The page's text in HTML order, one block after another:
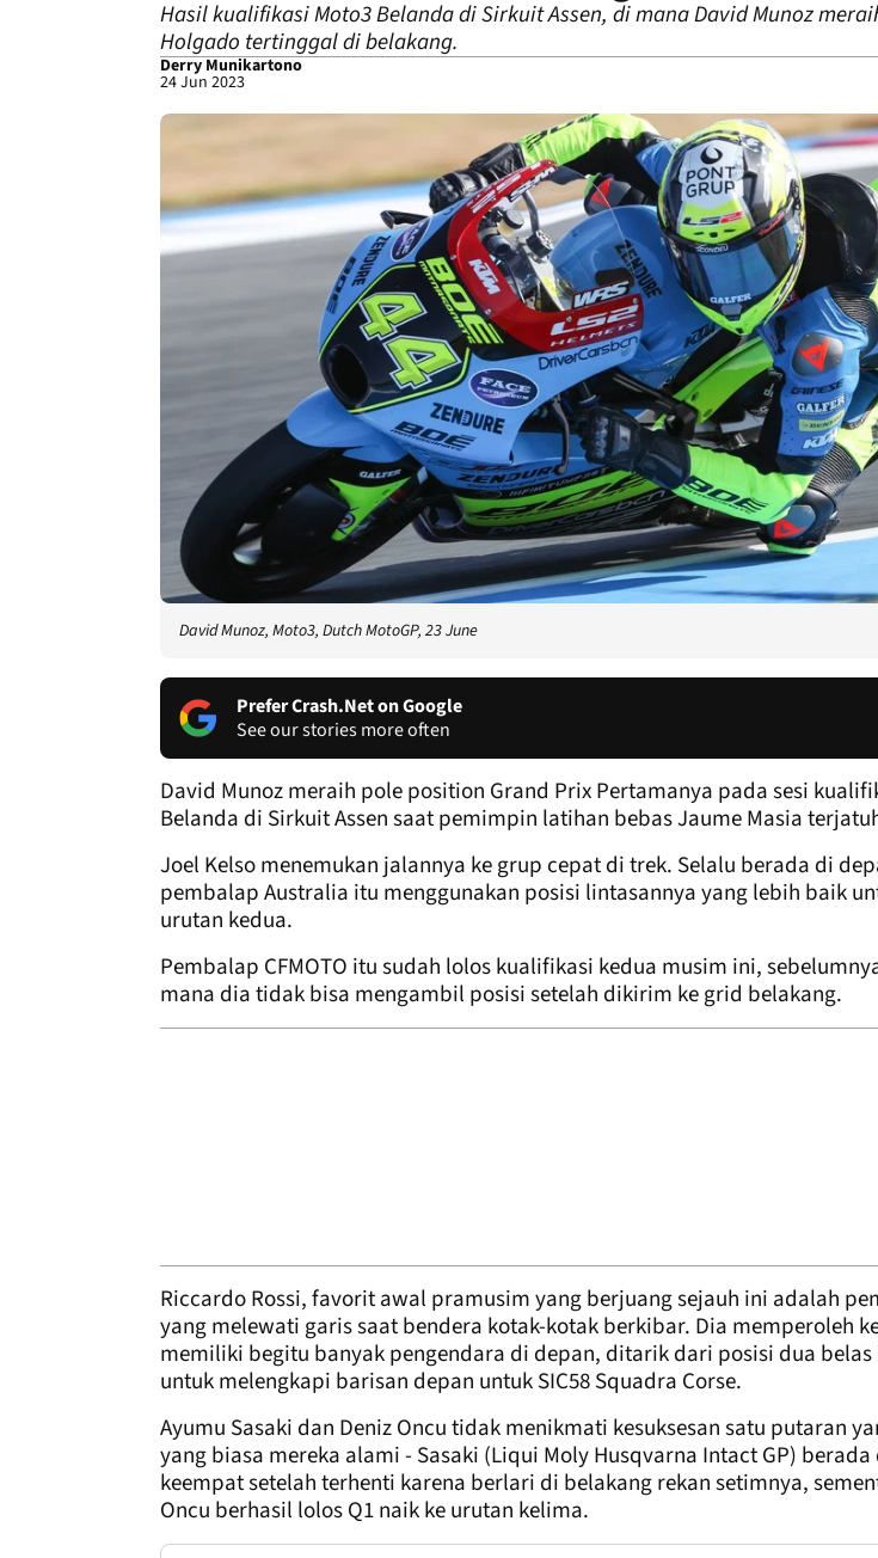
Hasil kualifikasi Moto3 Belanda di Sirkuit Assen, di mana David Munoz
Holgado tertinggal di belakang.
Derry Munikartono
24 Jun 2023
David Munoz, Moto3, Dutch MotoGP, 23 June
Prefer Crash.Net on Google
See our stories more often
David Munoz meraih pole position Grand Prix Pertamanya pada sesi
Belanda di Sirkuit Assen saat pemimpin latihan bebas Jaume Masia
Joel Kelso menemukan jalannya ke grup cepat di trek. Selalu berada di
pembalap Australia itu menggunakan posisi lintasannya yang lebih baik
urutan kedua.
Pembalap CFMOTO itu sudah lolos kualifikasi kedua musim ini,
mana dia tidak bisa mengambil posisi setelah dikirim ke grid belakang.
Riccardo Rossi, favorit awal pramusim yang berjuang sejauh ini adalah
yang melewati garis saat bendera kotak-kotak berkibar. Dia memperoleh
memiliki begitu banyak pengendara di depan, ditarik dari posisi dua belas
untuk melengkapi barisan depan untuk SIC58 Squadra Corse.
Ayumu Sasaki dan Deniz Oncu tidak menikmati kesuksesan satu putaran
yang biasa mereka alami - Sasaki (Liqui Moly Husqvarna Intact GP)
keempat setelah terhenti karena berlari di belakang rekan setimnya,
Oncu berhasil lolos Q1 naik ke urutan kelima.